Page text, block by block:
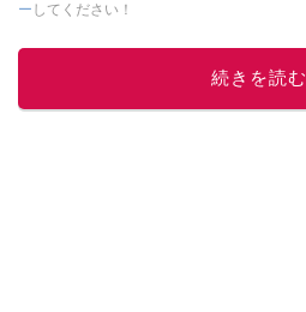
ー してください！
このイ
続きを読む